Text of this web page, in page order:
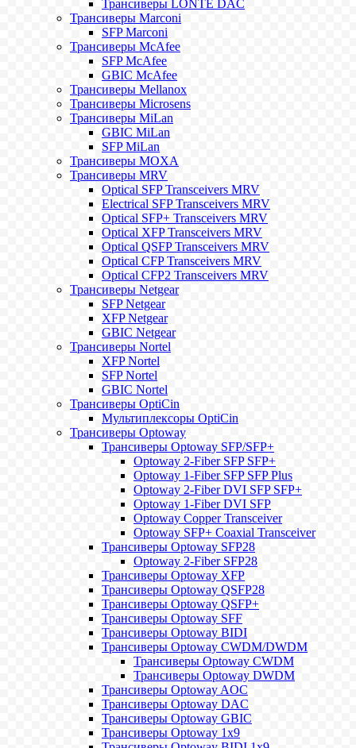
Трансиверы LONTE DAC
Трансиверы Marconi
SFP Marconi
Трансиверы McAfee
SFP McAfee
GBIC McAfee
Трансиверы Mellanox
Трансиверы Microsens
Трансиверы MiLan
GBIC MiLan
SFP MiLan
Трансиверы MOXA
Трансиверы MRV
Optical SFP Transceivers MRV
Electrical SFP Transceivers MRV
Optical SFP+ Transceivers MRV
Optical XFP Transceivers MRV
Optical QSFP Transceivers MRV
Optical CFP Transceivers MRV
Optical CFP2 Transceivers MRV
Трансиверы Netgear
SFP Netgear
XFP Netgear
GBIC Netgear
Трансиверы Nortel
XFP Nortel
SFP Nortel
GBIC Nortel
Трансиверы OptiCin
Мультиплексоры OptiCin
Трансиверы Optoway
Трансиверы Optoway SFP/SFP+
Optoway 2-Fiber SFP SFP+
Optoway 1-Fiber SFP SFP Plus
Optoway 2-Fiber DVI SFP SFP+
Optoway 1-Fiber DVI SFP
Optoway Copper Transceiver
Optoway SFP+ Coaxial Transceiver
Трансиверы Optoway SFP28
Optoway 2-Fiber SFP28
Трансиверы Optoway XFP
Трансиверы Optoway QSFP28
Трансиверы Optoway QSFP+
Трансиверы Optoway SFF
Трансиверы Optoway BIDI
Трансиверы Optoway CWDM/DWDM
Трансиверы Optoway CWDM
Трансиверы Optoway DWDM
Трансиверы Optoway AOC
Трансиверы Optoway DAC
Трансиверы Optoway GBIC
Трансиверы Optoway 1х9